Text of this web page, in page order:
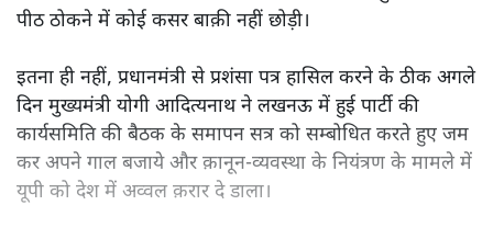
पीठ ठोकने में कोई कसर बाक़ी नहीं छोड़ी।
इतना ही नहीं, प्रधानमंत्री से प्रशंसा पत्र हासिल करने के ठीक अगले
दिन मुख्यमंत्री योगी आदित्यनाथ ने लखनऊ में हुई पार्टी की
कार्यसमिति की बैठक के समापन सत्र को सम्बोधित करते हुए जम
कर अपने गाल बजाये और क़ानून-व्यवस्था के नियंत्रण के मामले में
यूपी को देश में अव्वल क़रार दे डाला।